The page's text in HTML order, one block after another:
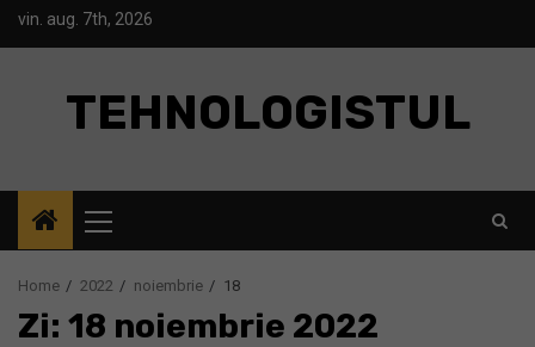
Skipvin. aug. 7th, 2026
TEHNOLOGISTUL
Menu
Home 2022 noiembrie 18
Zi: 18 noiembrie 2022